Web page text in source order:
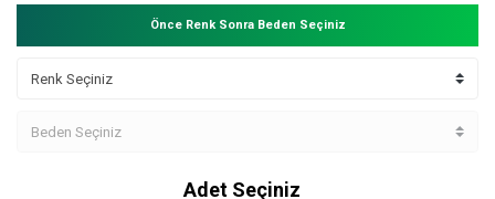
Önce Renk Sonra Beden Seçiniz
Adet Seçiniz